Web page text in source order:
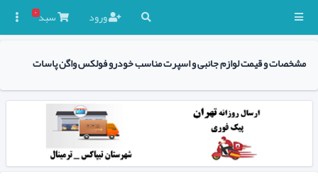
ورود سبد۰
مشخصات و قیمت لوازم جانبی و اسپرت مناسب خودرو فولکس واگن پاسات